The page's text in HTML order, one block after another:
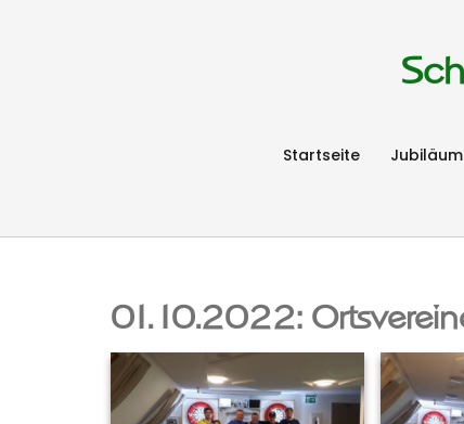
Startseite Jubiläum
01.10.2022: